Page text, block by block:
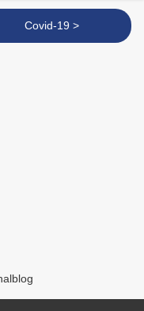
Covid-19 >